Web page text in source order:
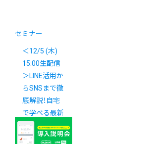
セミナー
＜12/5 (木)
15:00生配信
＞LINE活用か
らSNSまで徹
底解説！自宅
で学べる最新
マーケティン
グセミナー